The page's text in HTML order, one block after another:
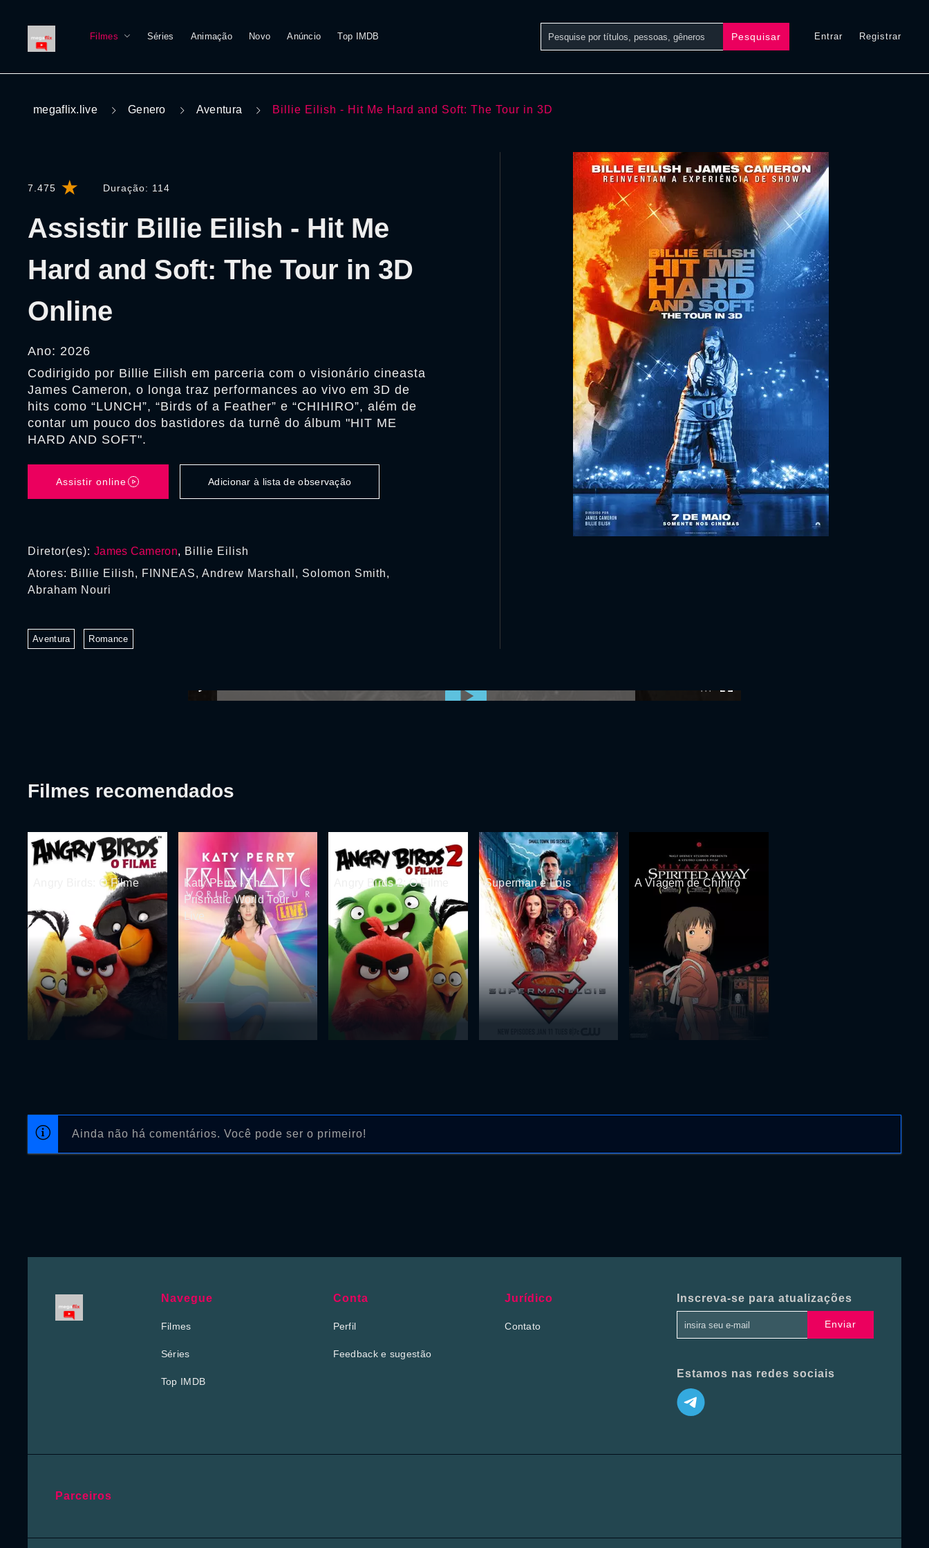
Filmes Séries Animação Novo Anúncio Top IMDB Pesquisar Entrar Registrar
megaflix.live Genero Aventura Billie Eilish - Hit Me Hard and Soft: The Tour in 3D
7.475 Duração: 114
Assistir Billie Eilish - Hit Me
Hard and Soft: The Tour in 3D
Online
Ano: 2026
Codirigido por Billie Eilish em parceria com o visionário cineasta
James Cameron, o longa traz performances ao vivo em 3D de
hits como “LUNCH”, “Birds of a Feather” e “CHIHIRO”, além de
contar um pouco dos bastidores da turnê do álbum "HIT ME
HARD AND SOFT".
Assistir online Adicionar à lista de observação
Diretor(es): James Cameron, Billie Eilish
Atores: Billie Eilish, FINNEAS, Andrew Marshall, Solomon Smith,
Abraham Nouri
Aventura Romance
Ainda não há comentários. Você pode ser o primeiro!
Filmes recomendados
Angry Birds: O Filme
Katy Perry - The
Prismatic World Tour
Live
Angry Birds 2: O Filme Superman e Lois A Viagem de Chihiro
Navegue
Filmes
Séries
Top IMDB
Conta
Perfil
Feedback e sugestão
Jurídico
Contato
Inscreva-se para atualizações
Enviar
Estamos nas redes sociais
Parceiros